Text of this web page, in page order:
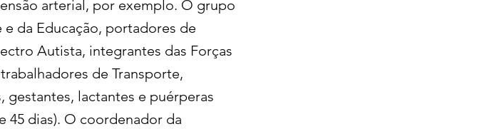
arterial, por exemplo. O grupo
da Educação, portadores de
Autista, integrantes das Forças
de Transporte,
gestantes, lactantes e puérperas
45 dias). O coordenador da